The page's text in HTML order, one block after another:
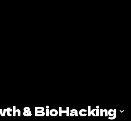
& BioHacking